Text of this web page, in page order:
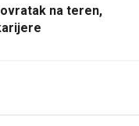
na teren,